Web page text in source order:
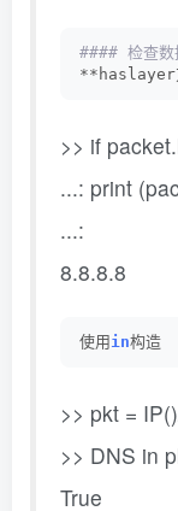
#### 检查数
**haslayer
>> if
...: print
...:
8.8.8.8
使用in构造
>> pkt =
>> DNS in
True